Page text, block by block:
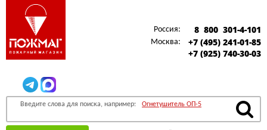
Россия: 8 800 301-4-101
Москва:
+7 (495) 241-01-85
+7 (925) 740-30-03
Введите слова для поиска, например: Огнетушитель ОП-5